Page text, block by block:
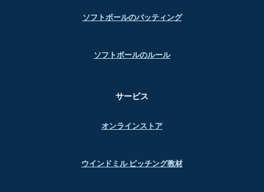
ソフトボールのバッティング
ソフトボールのルール
サービス
オンラインストア
ウインドミル ピッチング教材